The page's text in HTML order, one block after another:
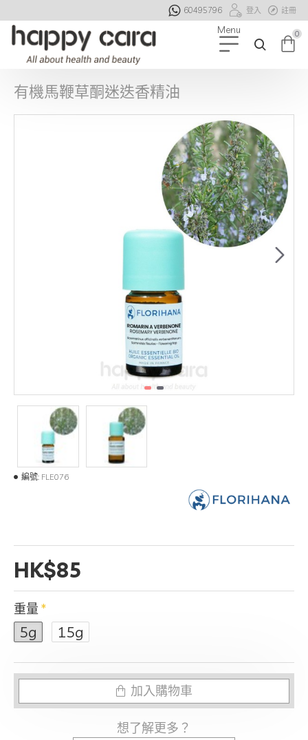
60495796 登入 註冊
0
有機馬鞭草酮迷迭香精油
HK$85
編號: FLE076
重量
5g 15g
加入購物車
想了解更多？